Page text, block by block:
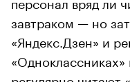
завтраком — но
«Яндекс.Дзен» и